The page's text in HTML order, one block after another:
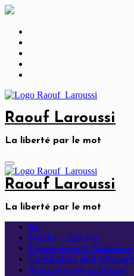
Skip
content
Raouf Laroussi
La liberté par le mot
Raouf Laroussi
La liberté par le mot
RL
Maths – Epsilon
Enseignement Supérieur
Computers and Internet
Actualités et politique